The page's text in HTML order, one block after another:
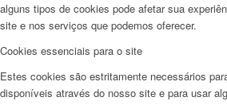
alguns tipos de cookies pode afetar sua
site e nos serviços que podemos oferecer.
Cookies essenciais para o site
Estes cookies são estritamente necessários
disponíveis através do nosso site e para usar